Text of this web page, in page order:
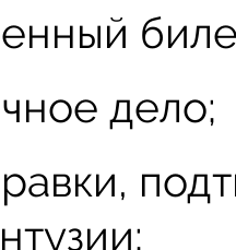
дело;